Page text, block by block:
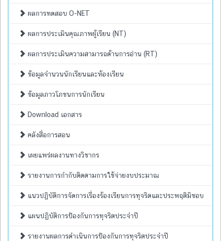
ผลการทดสอบ O-NET
ผลการประเมินคุณภาพผู้เรียน (NT)
ผลการประเมินความสามารถด้านการอ่าน (RT)
ข้อมูลจำนวนนักเรียนและห้องเรียน
ข้อมูลภาวโภชนการนักเรียน
Download เอกสาร
คลังสื่อการสอน
เผยแพร่ผลงานทางวิชากร
รายงานการกำกับติดตามการใช้จ่ายงบประมาณ
แนวปฏิบัติการจัดการเรื่องร้องเรียนการทุจริตและประพฤติมิชอบ
แผนปฏิบัติการป้องกันการทุจริตประจำปี
รายงานผลการดำเนินการป้องกันการทุจริตประจำปี